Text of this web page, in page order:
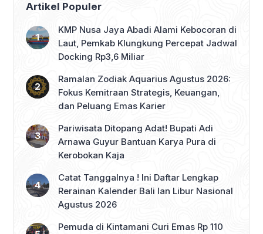
terkendala suhu ruang yang […]
Artikel Populer
KMP Nusa Jaya Abadi Alami Kebocoran di
Laut, Pemkab Klungkung Percepat Jadwal
Docking Rp3,6 Miliar
Ramalan Zodiak Aquarius Agustus 2026:
Fokus Kemitraan Strategis, Keuangan,
dan Peluang Emas Karier
Pariwisata Ditopang Adat! Bupati Adi
Arnawa Guyur Bantuan Karya Pura di
Kerobokan Kaja
Catat Tanggalnya ! Ini Daftar Lengkap
Rerainan Kalender Bali lan Libur Nasional
Agustus 2026
Pemuda di Kintamani Curi Emas Rp 110